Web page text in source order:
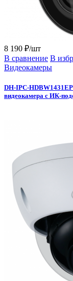
8 190 ₽/шт
В сравнение В
Видеокамеры
DH-IPC-
видеокамера с ИК-